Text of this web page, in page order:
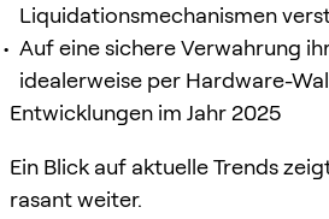
Liquidationsmechanismen
Auf eine sichere Verwahrung
idealerweise per Hardware-
Entwicklungen im Jahr 2025
Ein Blick auf aktuelle Trends
rasant weiter.